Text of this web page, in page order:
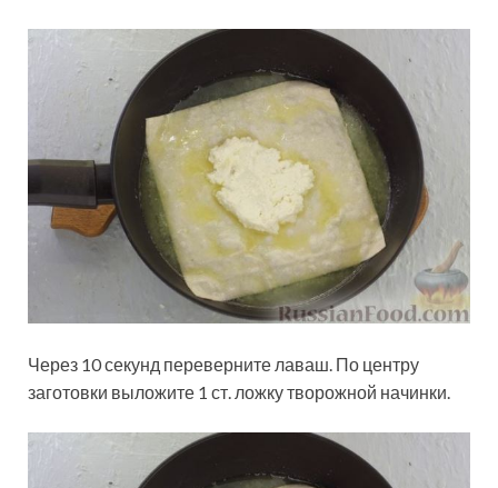
Через 10 секунд переверните лаваш. По центру
заготовки выложите 1 ст. ложку творожной начинки.